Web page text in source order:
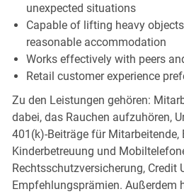
unexpected situations
Capable of lifting heavy
reasonable accommodation
Works effectively with peers
Retail customer experience
Zu den Leistungen gehören:
dabei, das Rauchen aufzuhören,
401(k)-Beiträge für
Kinderbetreuung und
Rechtsschutzversicherung, Credit
Empfehlungsprämien. Außerdem